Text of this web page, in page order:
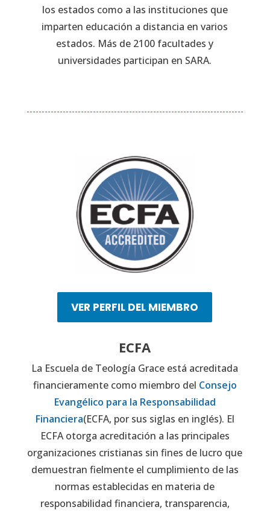
los estados como a las instituciones que
imparten educación a distancia en varios
estados. Más de 2100 facultades y
universidades participan en SARA.
VER PERFIL DEL MIEMBRO
ECFA
La Escuela de Teología Grace está acreditada
financieramente como miembro del Consejo
Evangélico para la Responsabilidad
Financiera(ECFA, por sus siglas en inglés). El
ECFA otorga acreditación a las principales
organizaciones cristianas sin fines de lucro que
demuestran fielmente el cumplimiento de las
normas establecidas en materia de
responsabilidad financiera, transparencia,